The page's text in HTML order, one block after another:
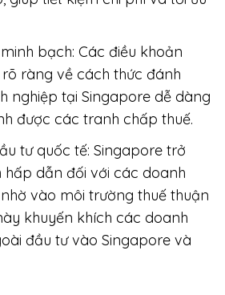
bạch: Các điều khoản
ràng về cách thức đánh
nghiệp tại Singapore dễ dàng
được các tranh chấp thuế.
tư quốc tế: Singapore trở
hấp dẫn đối với các doanh
vào môi trường thuế thuận
khuyến khích các doanh
đầu tư vào Singapore và